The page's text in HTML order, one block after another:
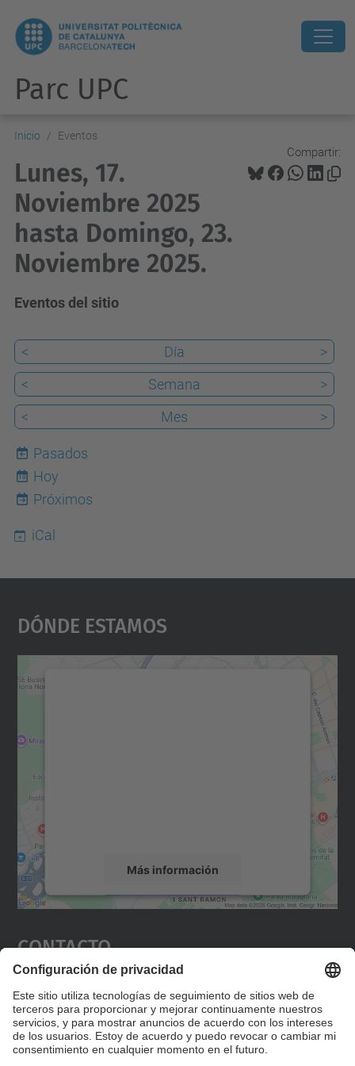
Parc UPC
Inicio Eventos
Compartir:
Lunes, 17.
Noviembre 2025
hasta Domingo, 23.
Noviembre 2025.
Eventos del sitio
< Día
>
<
Semana
>
<
Mes >
Pasados
10
Hoy
Próximos
iCal
Dónde Estamos
Más información
Aceptar
powered by
Contacto
Editad en la página "Contacto personalizado", que
encontraréis en la raíz de español, vuestros datos
personalizados de contacto.
Formulario de contacto